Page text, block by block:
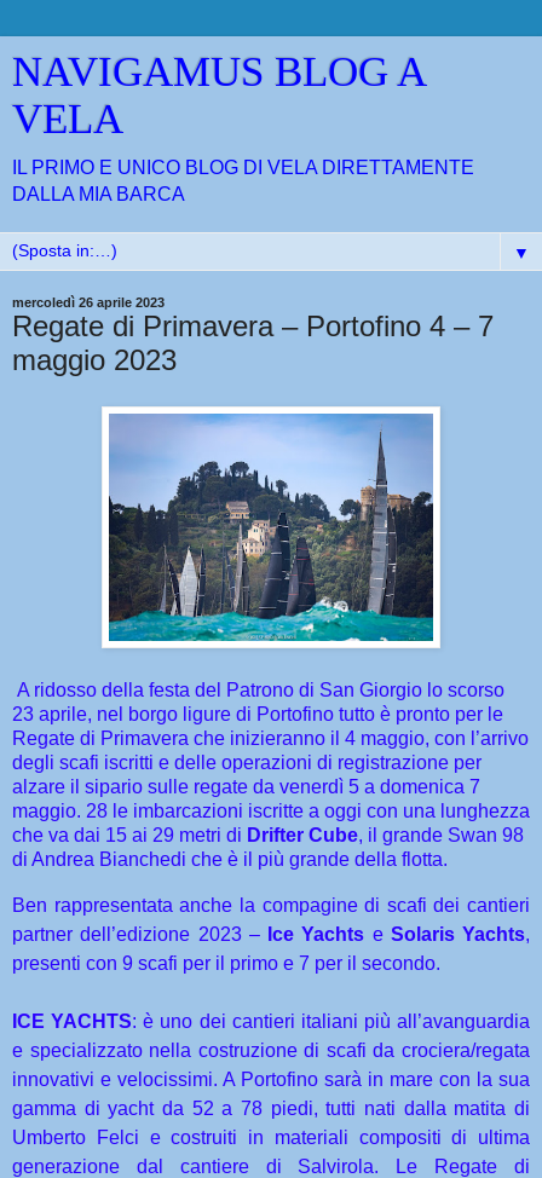
NAVIGAMUS BLOG A
VELA
IL PRIMO E UNICO BLOG DI VELA DIRETTAMENTE
DALLA MIA BARCA
▼
mercoledì 26 aprile 2023
Regate di Primavera – Portofino 4 – 7
maggio 2023
A ridosso della festa del Patrono di San Giorgio lo scorso
23 aprile, nel borgo ligure di Portofino tutto è pronto per le
Regate di Primavera che inizieranno il 4 maggio, con l’arrivo
degli scafi iscritti e delle operazioni di registrazione per
alzare il sipario sulle regate da venerdì 5 a domenica 7
maggio. 28 le imbarcazioni iscritte a oggi con una lunghezza
che va dai 15 ai 29 metri di Drifter Cube, il grande Swan 98
di Andrea Bianchedi che è il più grande della flotta.
Ben rappresentata anche la compagine di scafi dei cantieri
partner dell’edizione 2023 – Ice Yachts e Solaris Yachts,
presenti con 9 scafi per il primo e 7 per il secondo.
ICE YACHTS: è uno dei cantieri italiani più all’avanguardia
e specializzato nella costruzione di scafi da crociera/regata
innovativi e velocissimi. A Portofino sarà in mare con la sua
gamma di yacht da 52 a 78 piedi, tutti nati dalla matita di
Umberto Felci e costruiti in materiali compositi di ultima
generazione dal cantiere di Salvirola. Le Regate di